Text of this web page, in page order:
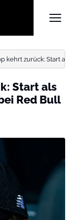
kehrt zurück: Start als
Start als
Red Bull